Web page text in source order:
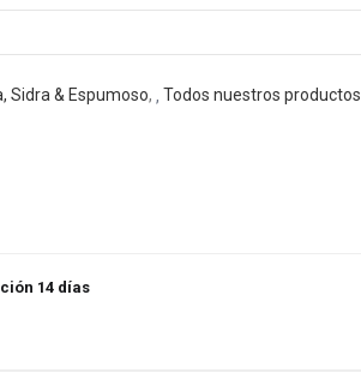
Sidra & Espumoso, Todos nuestros productos
14 días